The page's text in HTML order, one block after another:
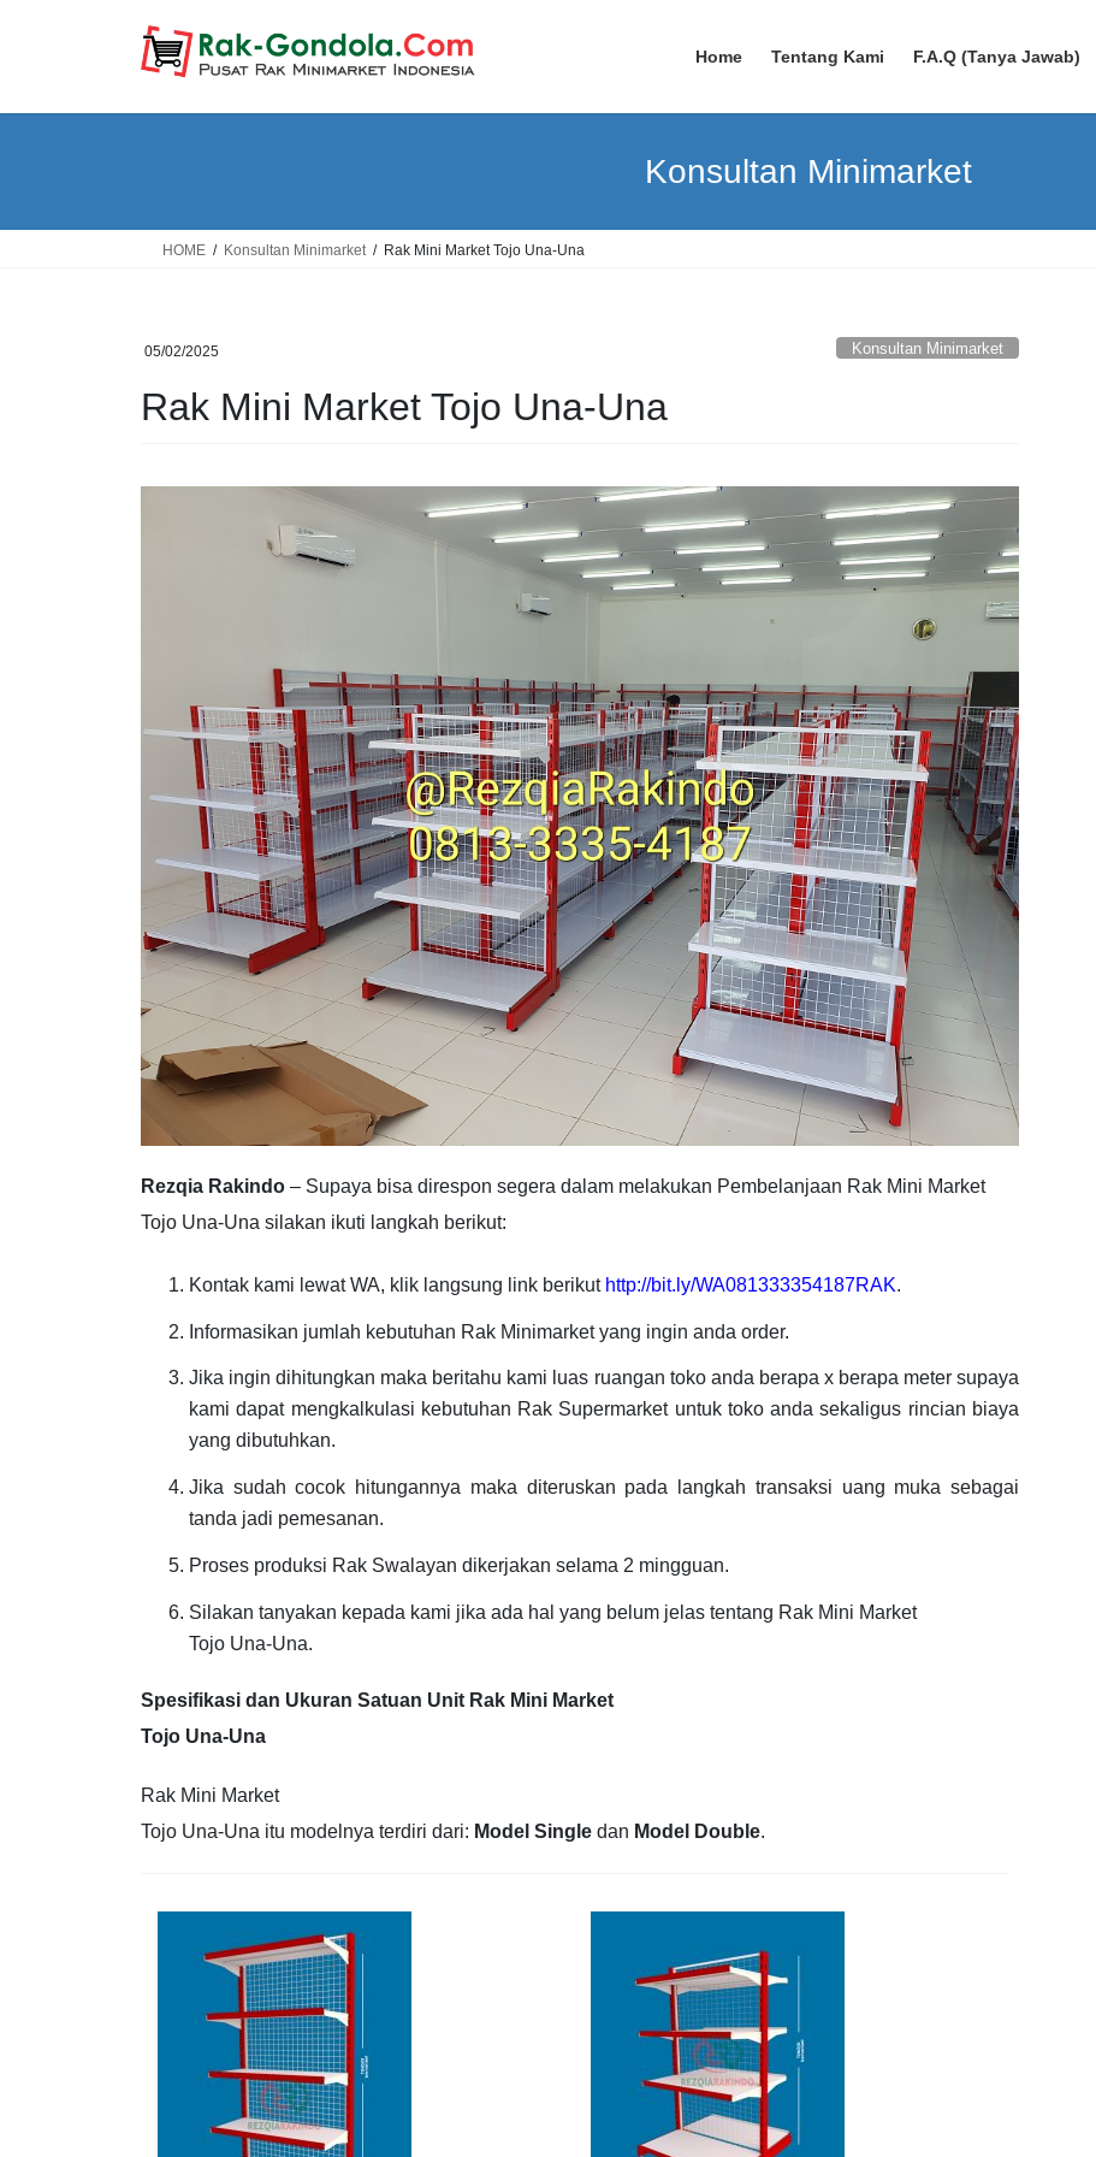
Home Tentang Kami F.A.Q (Tanya Jawab)
Konsultan Minimarket
HOME Konsultan Minimarket Rak Mini Market Tojo Una-Una
05/02/2025 Konsultan Minimarket
Rak Mini Market Tojo Una-Una
Rezqia Rakindo – Supaya bisa direspon segera dalam melakukan Pembelanjaan Rak Mini Market
Tojo Una-Una silakan ikuti langkah berikut:
Kontak kami lewat WA, klik langsung link berikut http://bit.ly/WA081333354187RAK.
Informasikan jumlah kebutuhan Rak Minimarket yang ingin anda order.
Jika ingin dihitungkan maka beritahu kami luas ruangan toko anda berapa x berapa meter supaya
kami dapat mengkalkulasi kebutuhan Rak Supermarket untuk toko anda sekaligus rincian biaya
yang dibutuhkan.
Jika sudah cocok hitungannya maka diteruskan pada langkah transaksi uang muka sebagai
tanda jadi pemesanan.
Proses produksi Rak Swalayan dikerjakan selama 2 mingguan.
Silakan tanyakan kepada kami jika ada hal yang belum jelas tentang Rak Mini Market
Tojo Una-Una.
Spesifikasi dan Ukuran Satuan Unit Rak Mini Market
Tojo Una-Una
Rak Mini Market
Tojo Una-Una itu modelnya terdiri dari: Model Single dan Model Double.